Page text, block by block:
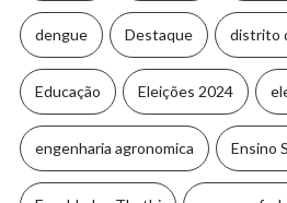
dengue Destaque distrito
Educação Eleições 2024
engenharia agronomica Ensino